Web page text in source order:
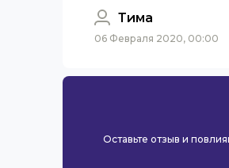
Тима
06 Февраля 2020, 00:00
Оставьте отзыв и